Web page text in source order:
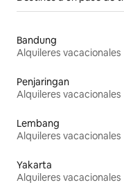
Bandung
Alquileres vacacionales
Penjaringan
Alquileres vacacionales
Lembang
Alquileres vacacionales
Yakarta
Alquileres vacacionales